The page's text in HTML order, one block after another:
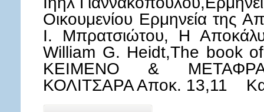
Οικουμενίου Ερμηνεία της
Ι. Μπρατσιώτου, Η
William G. Heidt,The book
ΚΕΙΜΕΝΟ &
ΚΟΛΙΤΣΑΡΑ Αποκ. 13,11